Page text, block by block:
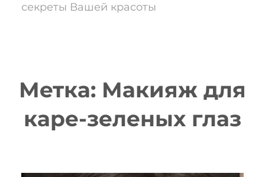
секреты Вашей красоты
Метка: Макияж для
каре-зеленых глаз